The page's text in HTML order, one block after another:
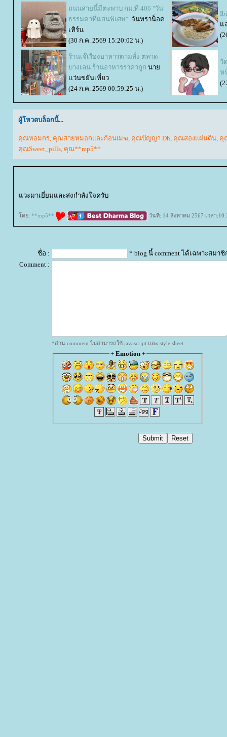
ถนนสายนี้มีตะพาบ กม.ที่ 406 "วัน
ธรรมดาที่แสนพิเศษ" จันทราน็อค
เทิร์น
(30 ก.ค. 2569 15:20:02 น.)
ล
ร้านเจ๊เรืองอาหารตามสั่ง ตลาด
บางเลน ร้านอาหารราคาถูก นา
ว่นขยันเที่ยว
(24 ก.ค. 2569 00:59:25 น.)
วั
ห
ผู้โหวตบล็อกนี้...
คุณหอมกร, คุณสายหมอกและก้อนเมฆ, คุณปัญญา Dh, คุณสองแผ่นดิน, คุ
คุณSweet_pills, คุณ**mp5**
วะมาเยี่ยมและส่งกำลังใจครับ
ดย: **mp5** วันที่: 14 สิงหาคม 2567 เวลา
ชื่อ :
* blog นี้ comment ได้เฉพาะสมาชิ
Comment :
*ส่วน comment ไม่สามารถใช้ javascript และ style sheet
+ Emotion+